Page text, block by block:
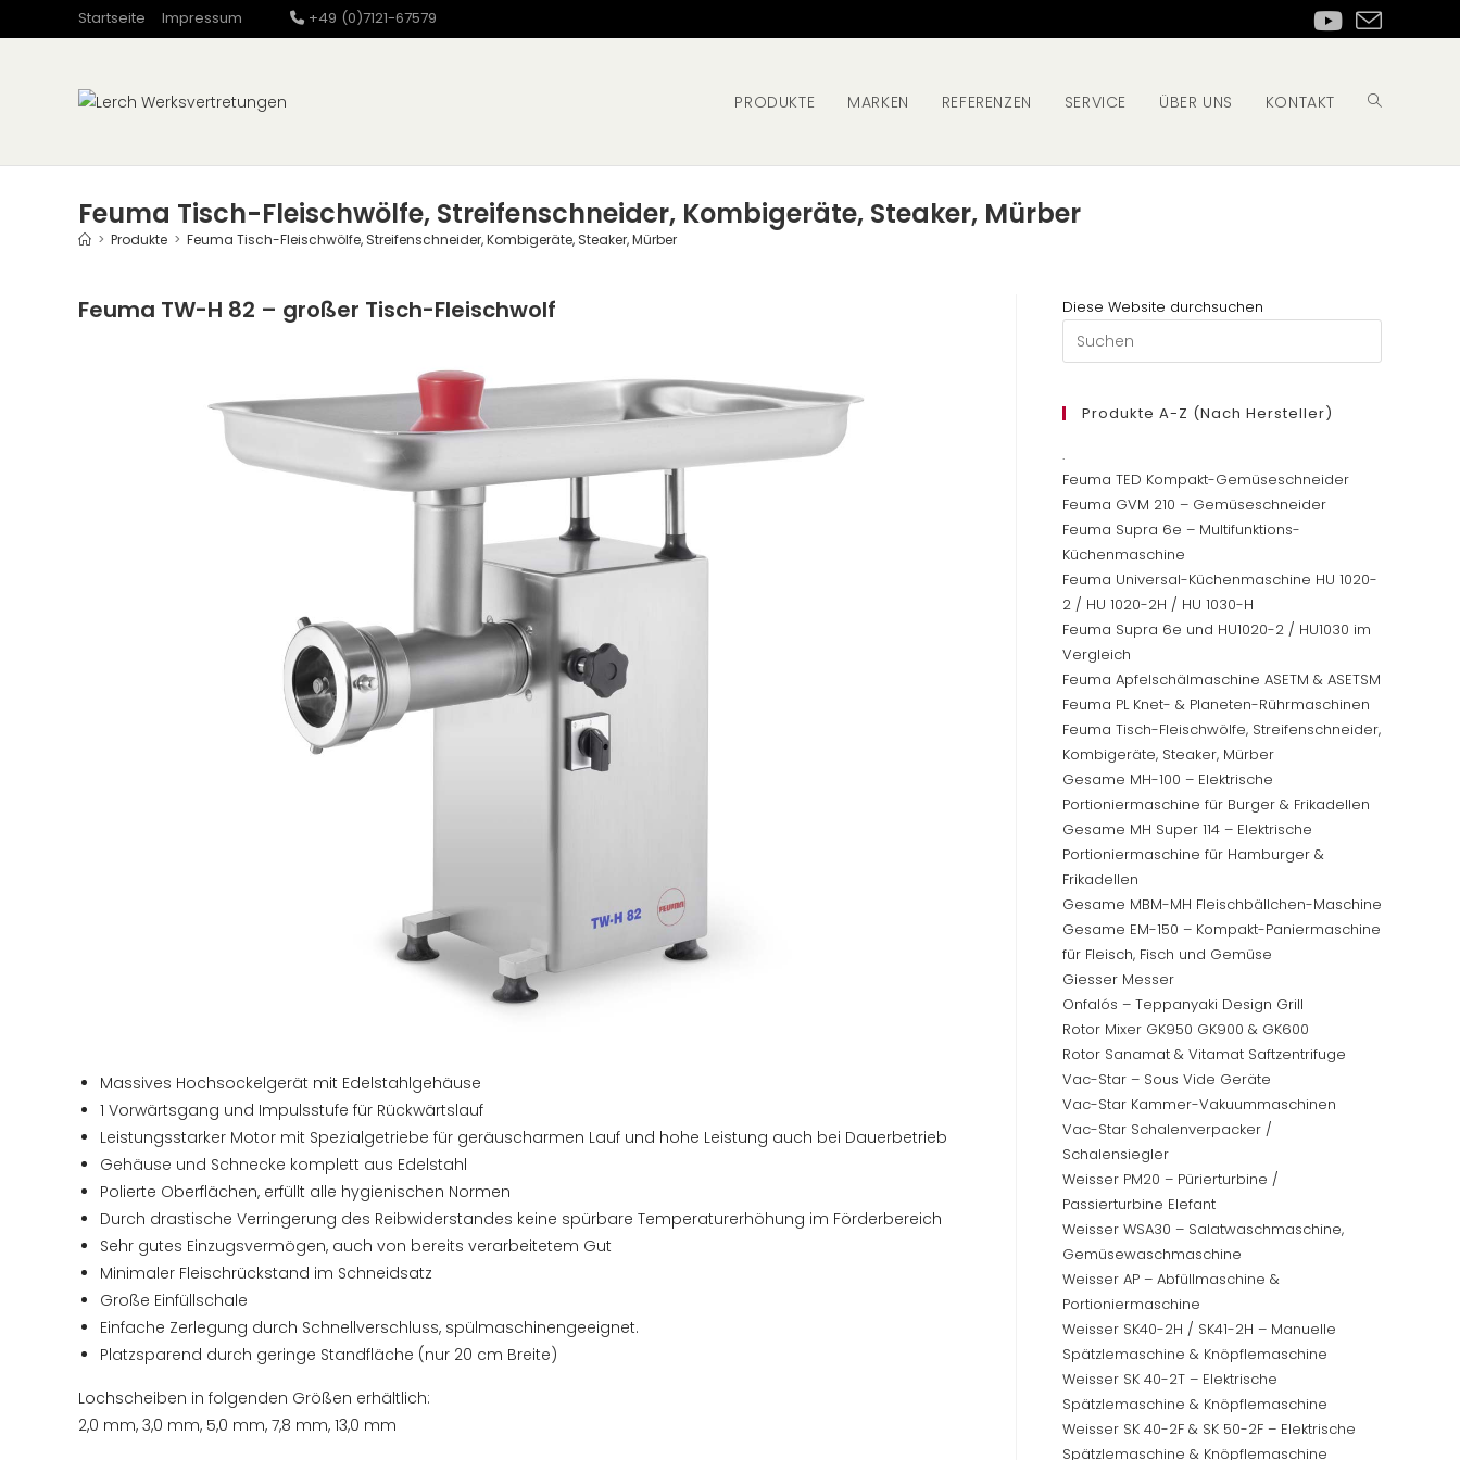
Inhalt
Startseite Impressum +49 (0)7121-67579
PRODUKTE MARKEN REFERENZEN SERVICE ÜBER UNS KONTAKT Website-
Feuma Tisch-Fleischwölfe, Streifenschneider, Kombigeräte, Steaker, Mürber
> Produkte > Feuma Tisch-Fleischwölfe, Streifenschneider, Kombigeräte, Steaker, Mürber
Feuma TW-H 82 – großer Tisch-Fleischwolf
Massives Hochsockelgerät mit Edelstahlgehäuse
1 Vorwärtsgang und Impulsstufe für Rückwärtslauf
Leistungsstarker Motor mit Spezialgetriebe für geräuscharmen Lauf und hohe Leistung auch bei Dauerbetrieb
Gehäuse und Schnecke komplett aus Edelstahl
Polierte Oberflächen, erfüllt alle hygienischen Normen
Durch drastische Verringerung des Reibwiderstandes keine spürbare Temperaturerhöhung im Förderbereich
Sehr gutes Einzugsvermögen, auch von bereits verarbeitetem Gut
Minimaler Fleischrückstand im Schneidsatz
Große Einfüllschale
Einfache Zerlegung durch Schnellverschluss, spülmaschinengeeignet.
Platzsparend durch geringe Standfläche (nur 20 cm Breite)
Lochscheiben in folgenden Größen erhältlich:
2,0 mm, 3,0 mm, 5,0 mm, 7,8 mm, 13,0 mm
Diese Website durchsuchen
Escape
Produkte A-Z (nach Hersteller)
.
Feuma TED Kompakt-Gemüseschneider
Feuma GVM 210 – Gemüseschneider
Feuma Supra 6e – Multifunktions-
Küchenmaschine
Feuma Universal-Küchenmaschine HU 1020-
2 / HU 1020-2H / HU 1030-H
Feuma Supra 6e und HU1020-2 / HU1030 im
Vergleich
Feuma Apfelschälmaschine ASETM & ASETSM
Feuma PL Knet- & Planeten-Rührmaschinen
Feuma Tisch-Fleischwölfe, Streifenschneider,
Kombigeräte, Steaker, Mürber
Gesame MH-100 – Elektrische
Portioniermaschine für Burger & Frikadellen
Gesame MH Super 114 – Elektrische
Portioniermaschine für Hamburger &
Frikadellen
Gesame MBM-MH Fleischbällchen-Maschine
Gesame EM-150 – Kompakt-Paniermaschine
für Fleisch, Fisch und Gemüse
Giesser Messer
Onfalós – Teppanyaki Design Grill
Rotor Mixer GK950 GK900 & GK600
Rotor Sanamat & Vitamat Saftzentrifuge
Vac-Star – Sous Vide Geräte
Vac-Star Kammer-Vakuummaschinen
Vac-Star Schalenverpacker /
Schalensiegler
Weisser PM20 – Pürierturbine /
Passierturbine Elefant
Weisser WSA30 – Salatwaschmaschine,
Gemüsewaschmaschine
Weisser AP – Abfüllmaschine &
Portioniermaschine
Weisser SK40-2H / SK41-2H – Manuelle
Spätzlemaschine & Knöpflemaschine
Weisser SK 40-2T – Elektrische
Spätzlemaschine & Knöpflemaschine
Weisser SK 40-2F & SK 50-2F – Elektrische
Spätzlemaschine & Knöpflemaschine